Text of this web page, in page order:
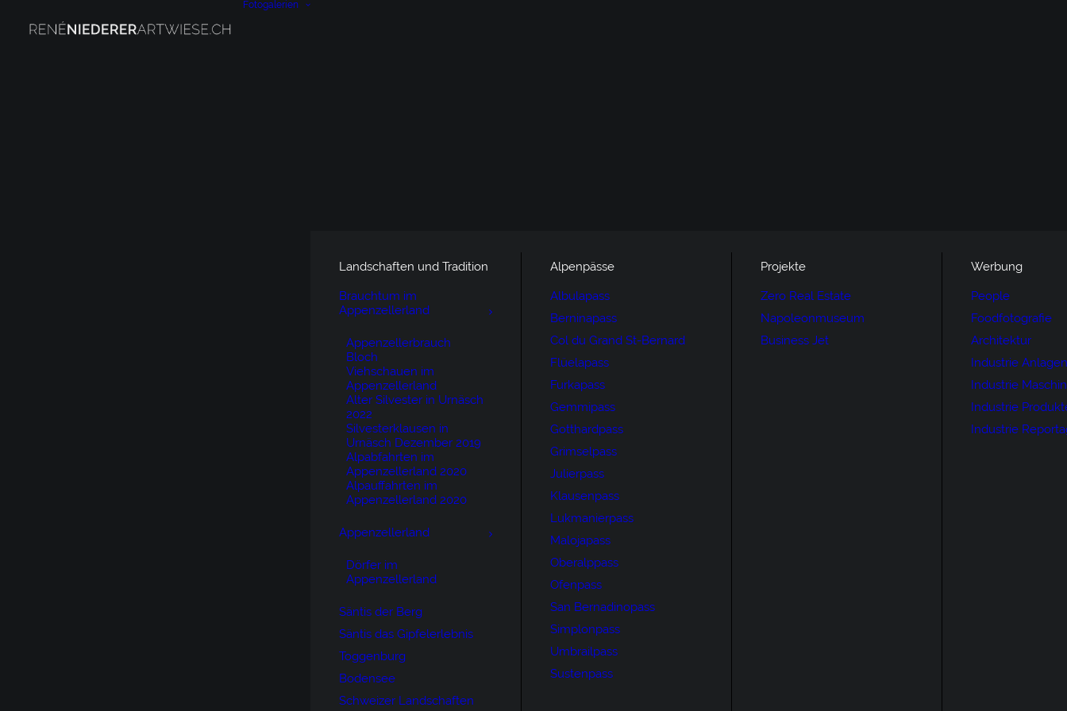
Fotogalerien
Landschaften und Tradition
Brauchtum im
Appenzellerland
Appenzellerbrauch
Bloch
Viehschauen im
Appenzellerland
Alter Silvester in Urnäsch
2022
Silvesterklausen in
Urnäsch Dezember 2019
Alpabfahrten im
Appenzellerland 2020
Alpauffahrten im
Appenzellerland 2020
Appenzellerland
Dörfer im
Appenzellerland
Säntis der Berg
Säntis das Gipfelerlebnis
Toggenburg
Bodensee
Schweizer Landschaften
Alpenpässe
Albulapass
Berninapass
Col du Grand St-Bernard
Flüelapass
Furkapass
Gemmipass
Gotthardpass
Grimselpass
Julierpass
Klausenpass
Lukmanierpass
Malojapass
Oberalppass
Ofenpass
San Bernadinopass
Simplonpass
Umbrailpass
Sustenpass
Projekte
Zero Real Estate
Napoleonmuseum
Business Jet
Werbung
People
Foodfotografie
Architektur
Industrie Anlagen
Industrie
Industrie
Industrie